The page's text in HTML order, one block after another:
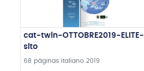
cat-twin-OTTOBRE2019-ELITE-
sito
68 páginas italiano 2019